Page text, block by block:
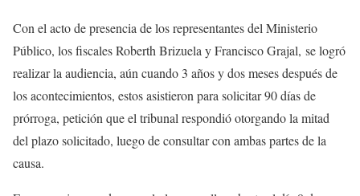
Con el acto de presencia de los representantes del Ministerio
Público, los fiscales Roberth Brizuela y Francisco Grajal, se logró
realizar la audiencia, aún cuando 3 años y dos meses después de
los acontecimientos, estos asistieron para solicitar 90 días de
prórroga, petición que el tribunal respondió otorgando la mitad
del plazo solicitado, luego de consultar con ambas partes de la
causa.